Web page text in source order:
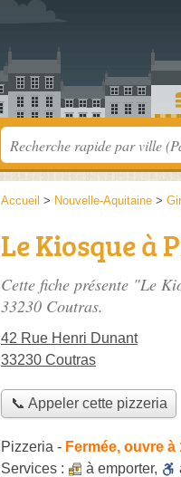
Accueil > Nouvelle-Aquitaine >
Le Kiosque à
Cette fiche présente "Le
33230 Coutras.
42 Rue Henri Dunant
33230 Coutras
📞 Appeler cette pizzeria
Pizzeria - Fermée, ouvre à
Services :
à emporter,